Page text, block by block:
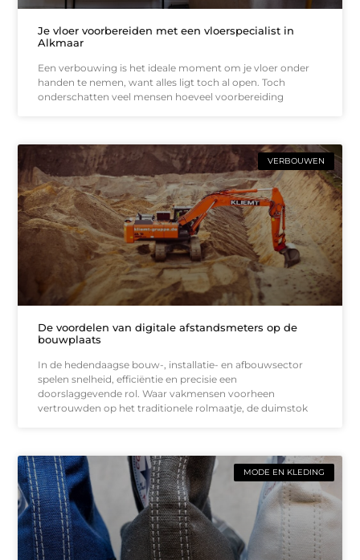
Je vloer voorbereiden met een vloerspecialist in
Alkmaar
Een verbouwing is het ideale moment om je vloer onder
handen te nemen, want alles ligt toch al open. Toch
onderschatten veel mensen hoeveel voorbereiding
VERBOUWEN
De voordelen van digitale afstandsmeters op de
bouwplaats
In de hedendaagse bouw-, installatie- en afbouwsector
spelen snelheid, efficiëntie en precisie een
doorslaggevende rol. Waar vakmensen voorheen
vertrouwden op het traditionele rolmaatje, de duimstok
MODE EN KLEDING